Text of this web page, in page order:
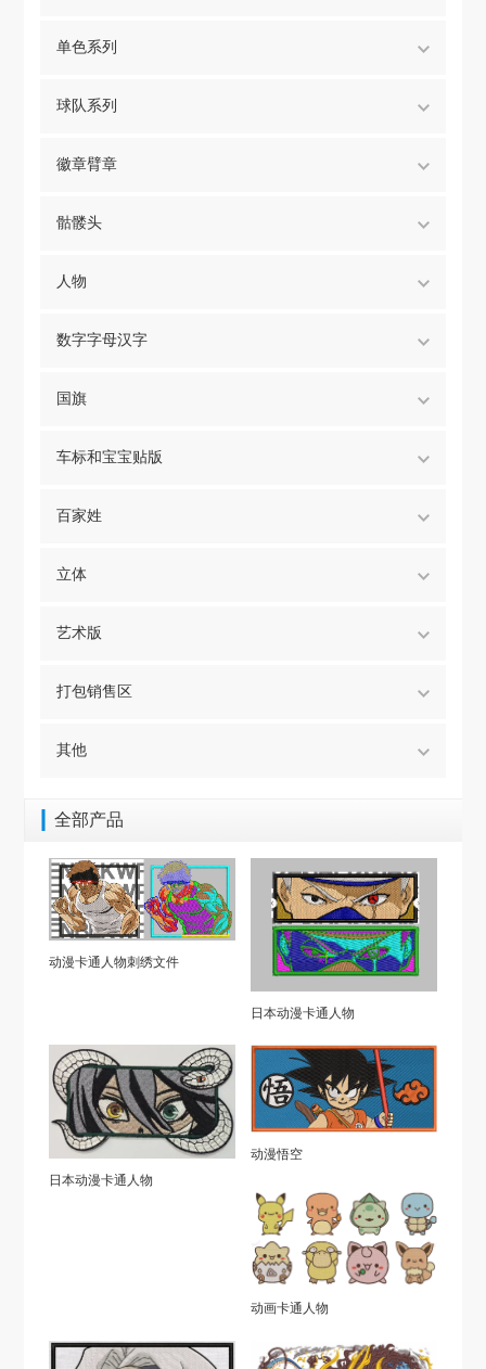
单色系列
球队系列
徽章臂章
骷髅头
人物
数字字母汉字
国旗
车标和宝宝贴版
百家姓
立体
艺术版
打包销售区
其他
全部产品
动漫卡通人物刺绣文件
日本动漫卡通人物
日本动漫卡通人物
动漫悟空
动画卡通人物